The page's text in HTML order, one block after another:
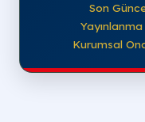
Son
Yayınlanma
Kurumsal